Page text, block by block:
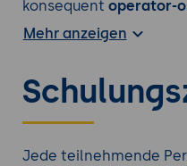
konsequent operator-
Bezug und klarem KI-
Entdecken Sie auch
Mehr anzeigen
Jede teilnehmende